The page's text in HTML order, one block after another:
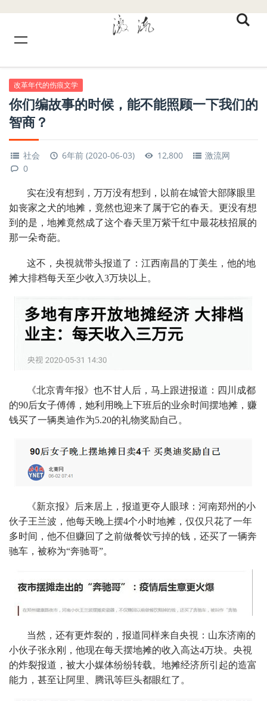
改革年代的伤痕文学
你们编故事的时候，能不能照顾一下我们的
智商？
社会 6年前 (2020-06-03) 12,800
激流网
0
实在没有想到，万万没有想到，以前在城管大部隊眼里
如丧家之犬的地摊，竟然也迎来了属于它的春天。更没有想
到的是，地摊竟然成了这个春天里万紫千红中最花枝招展的
那一朵奇葩。
这不，央視就带头报道了：江西南昌的丁美生，他的地
摊大排档每天至少收入3万块以上。
《北京青年报》也不甘人后，马上跟进报道：四川成都
的90后女子傅傅，她利用晚上下班后的业余时间摆地摊，赚
钱买了一辆奥迪作为5.20的礼物奖励自己。
《新京报》后来居上，报道更夺人眼球：河南郑州的小
伙子王兰波，他每天晚上摆4个小时地摊，仅仅只花了一年
多时间，他不但赚回了之前做餐饮亏掉的钱，还买了一辆奔
驰车，被称为“奔驰哥”。
当然，还有更炸裂的，报道同样来自央視：山东济南的
小伙子张永刚，他现在每天摆地摊的收入高达4万块。央視
的炸裂报道，被大小媒体纷纷转载。地摊经济所引起的造富
能力，甚至让阿里、腾讯等巨头都眼红了。